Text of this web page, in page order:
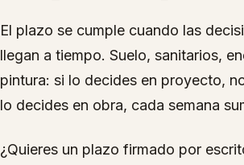
El plazo se cumple cuando las
llegan a tiempo. Suelo, sanitarios,
pintura: si lo decides en proyecto,
lo decides en obra, cada semana
¿Quieres un plazo firmado por